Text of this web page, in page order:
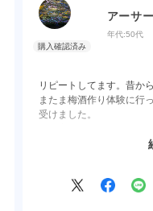
アーサー
年代:50代
リピートしてます。昔か
またま梅酒作り体験に行
受けました。
ィーで呑みやすくて一瞬